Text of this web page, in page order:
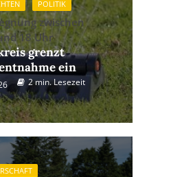
POLITIK
zwischen
18 Uhr
grenzt
ein
2 min. Lesezeit